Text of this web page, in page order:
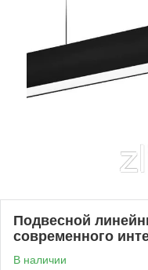
Подвесной
современного
В наличии